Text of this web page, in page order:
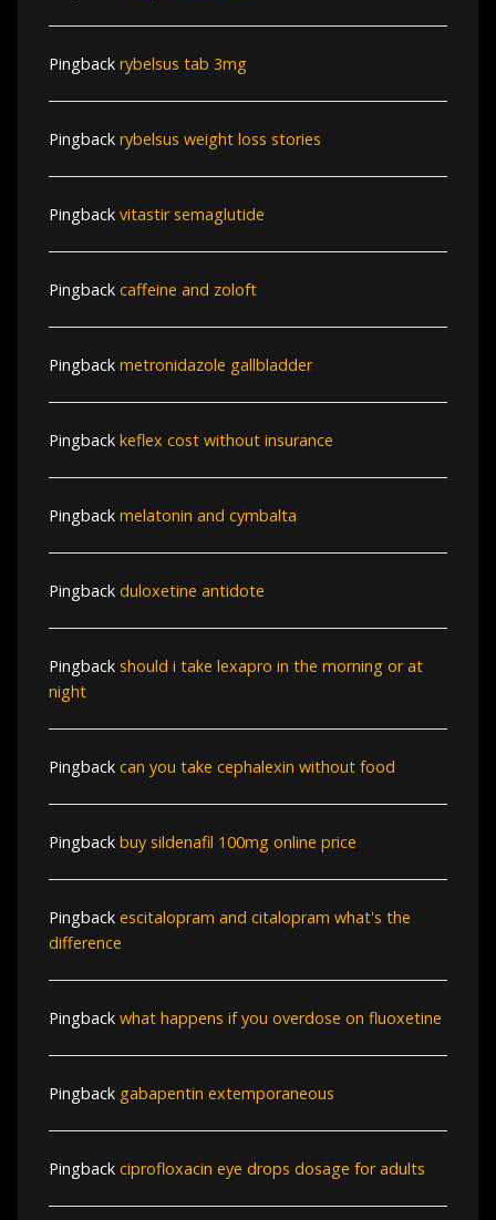
Pingback rybelsus tab 3mg
Pingback rybelsus weight loss stories
Pingback vitastir semaglutide
Pingback caffeine and zoloft
Pingback metronidazole gallbladder
Pingback keflex cost without insurance
Pingback melatonin and cymbalta
Pingback duloxetine antidote
Pingback should i take lexapro in the morning or at
night
Pingback can you take cephalexin without food
Pingback buy sildenafil 100mg online price
Pingback escitalopram and citalopram what's the
difference
Pingback what happens if you overdose on fluoxetine
Pingback gabapentin extemporaneous
Pingback ciprofloxacin eye drops dosage for adults